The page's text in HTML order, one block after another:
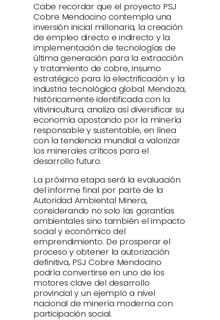
Cabe recordar que el proyecto PSJ
Cobre Mendocino contempla una
inversión inicial millonaria, la creación
de empleo directo e indirecto y la
implementación de tecnologías de
última generación para la extracción
y tratamiento de cobre, insumo
estratégico para la electrificación y la
industria tecnológica global. Mendoza,
históricamente identificada con la
vitivinicultura, analiza así diversificar su
economía apostando por la minería
responsable y sustentable, en línea
con la tendencia mundial a valorizar
los minerales críticos para el
desarrollo futuro.
La próxima etapa será la evaluación
del informe final por parte de la
Autoridad Ambiental Minera,
considerando no solo las garantías
ambientales sino también el impacto
social y económico del
emprendimiento. De prosperar el
proceso y obtener la autorización
definitiva, PSJ Cobre Mendocino
podría convertirse en uno de los
motores clave del desarrollo
provincial y un ejemplo a nivel
nacional de minería moderna con
participación social.